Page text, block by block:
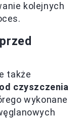
kolejnych
także
czyszczenia
wykonane